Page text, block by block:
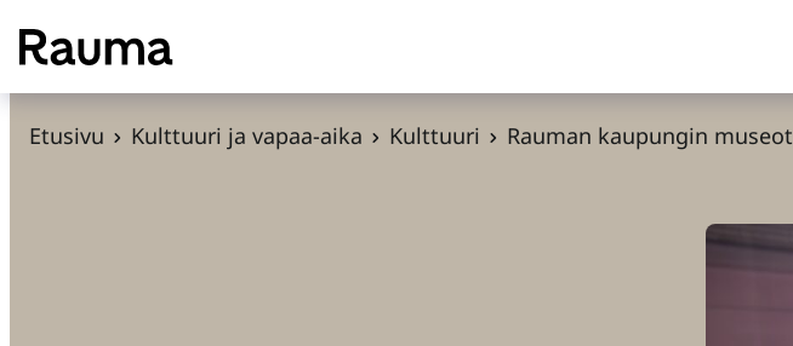
S
i
Etusivu Kulttuuri ja vapaa-aika Kulttuuri Rauman kaupungin museot